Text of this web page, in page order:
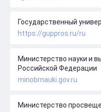
Государственный
https://guppros.ru/ru
Министерство науки и
Российской Федерации
minobrnauki.gov.ru
Министерство